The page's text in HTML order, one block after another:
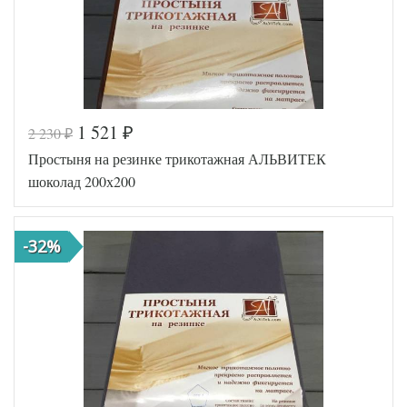
Код товара
517-093
Артикул
AL200086
3388077
Ткань
Трикотаж
Размер
простыни
200х200
(на
резинке)
Производитель
(Россия)
2 230₽ 1 521 ₽
Простыня на резинке трикотажная АЛЬВИТЕК
шоколад 200х200
-32%